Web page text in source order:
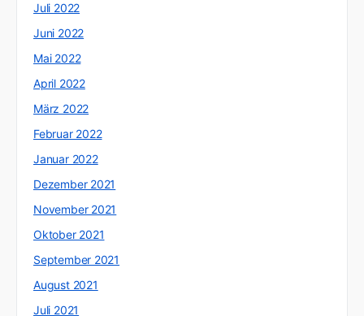
Juli 2022
Juni 2022
Mai 2022
April 2022
März 2022
Februar 2022
Januar 2022
Dezember 2021
November 2021
Oktober 2021
September 2021
August 2021
Juli 2021